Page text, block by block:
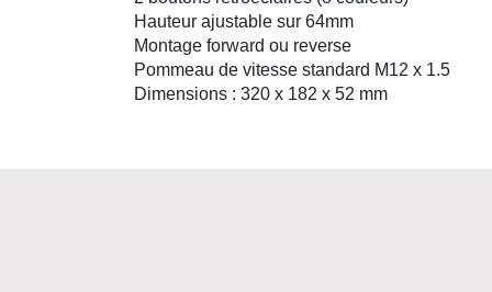
Hauteur ajustable sur 64mm
Montage forward ou reverse
Pommeau de vitesse standard M12 x 1.5
Dimensions : 320 x 182 x 52 mm